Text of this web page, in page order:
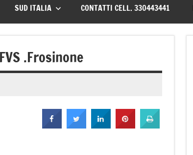
SUD ITALIA CONTATTI CELL. 330443441
.Frosinone